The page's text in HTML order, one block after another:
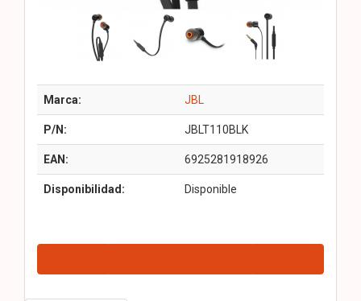
Marca: JBL
P/N: JBLT110BLK
EAN: 6925281918926
Disponibilidad: Disponible